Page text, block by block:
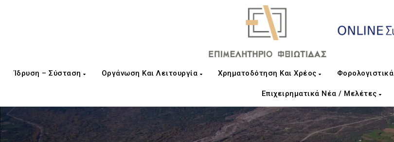
Ίδρυση – Σύσταση Οργάνωση Και Λειτουργία Χρηματοδότηση Και Χρέος Φορολογιστικά
Επιχειρηματικά Νέα / Μελέτες